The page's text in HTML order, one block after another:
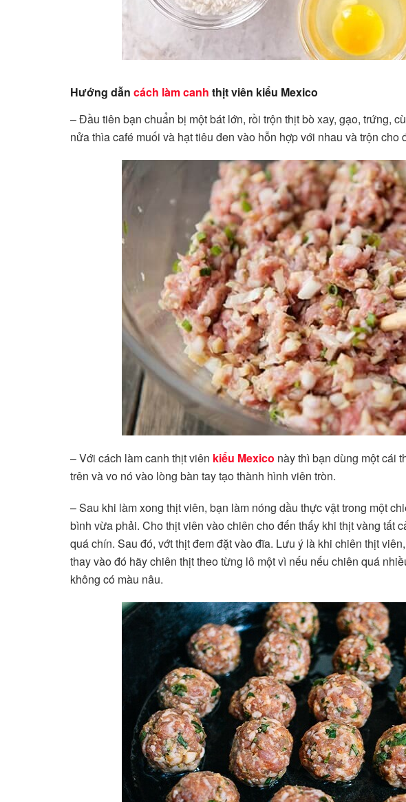
Hướng dẫn cách làm canh thịt viên kiểu Mexico
– Đầu tiên bạn chuẩn bị một bát lớn, rồi trộn thịt bò xay, gạo, trứng,
nửa thìa café muối và hạt tiêu đen vào hỗn hợp với nhau và trộn
– Với cách làm canh thịt viên kiểu Mexico này thì bạn dùng một cái
trên và vo nó vào lòng bàn tay tạo thành hình viên tròn.
– Sau khi làm xong thịt viên, bạn làm nóng dầu thực vật trong một
bình vừa phải. Cho thịt viên vào chiên cho đến thấy khi thịt vàng tất
quá chín. Sau đó, vớt thịt đem đặt vào đĩa. Lưu ý là khi chiên thịt
thay vào đó hãy chiên thịt theo từng lô một vì nếu nếu chiên quá
không có màu nâu.